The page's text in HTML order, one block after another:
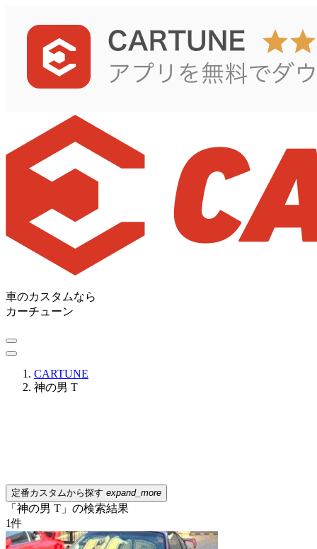
車のカスタムなら
カーチューン
CARTUNE
神の男 T
定番カスタムから探す expand_more
「神の男 T」の検索結果
1件